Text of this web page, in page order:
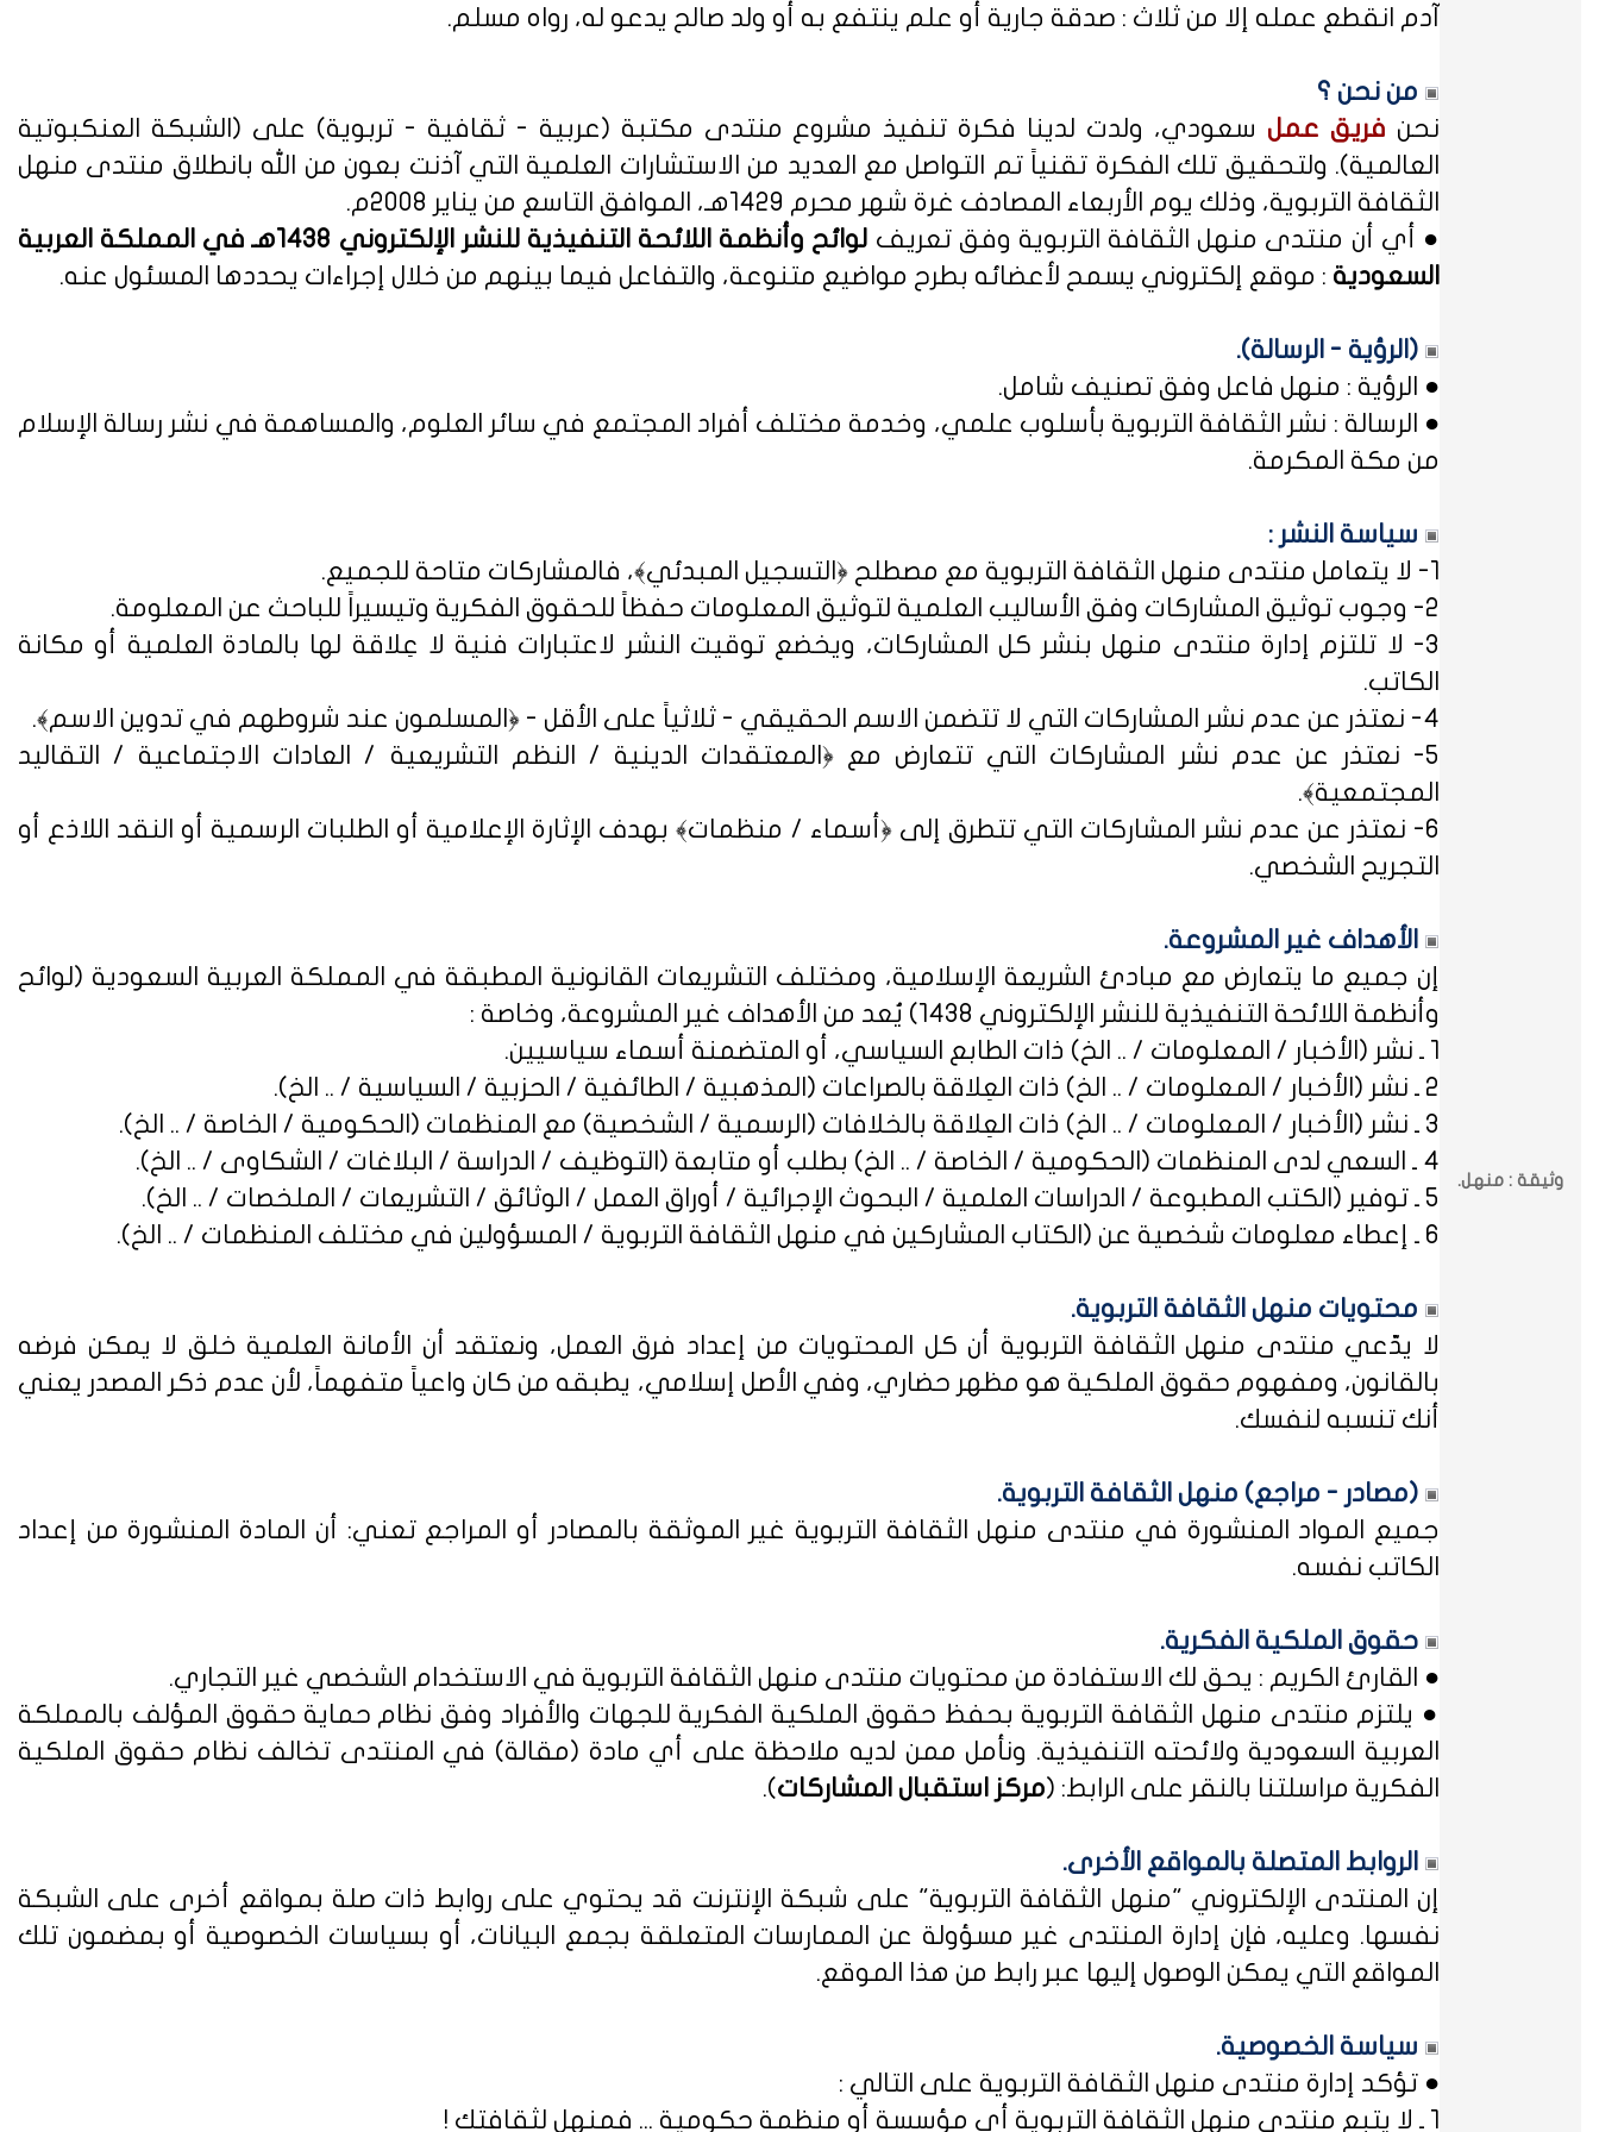
وثيقة : منهل.
آدم انقطع عمله إلا من ثلاث : صدقة جارية أو علم ينتفع به أو ولد صالح يدعو له، رواه مسلم.
من نحن ؟
نحن فريق عمل سعودي، ولدت لدينا فكرة تنفيذ مشروع منتدى مكتبة (عربية - ثقافية - تربوية) على (الشبكة العنكبوتية
العالمية). ولتحقيق تلك الفكرة تقنياً تم التواصل مع العديد من الاستشارات العلمية التي آذنت بعون من الله بانطلاق منتدى منهل
الثقافة التربوية، وذلك يوم الأربعاء المصادف غرة شهر محرم 1429هـ، الموافق التاسع من يناير 2008م.
● أي أن منتدى منهل الثقافة التربوية وفق تعريف
لوائح وأنظمة اللائحة التنفيذية للنشر الإلكتروني 1438هـ في المملكة العربية
السعودية : موقع إلكتروني يسمح لأعضائه بطرح مواضيع متنوعة، والتفاعل فيما بينهم من خلال إجراءات يحددها المسئول عنه.
(الرؤية - الرسالة).
● الرؤية : منهل فاعل وفق تصنيف شامل.
● الرسالة : نشر الثقافة التربوية بأسلوب علمي، وخدمة مختلف أفراد المجتمع في سائر العلوم، والمساهمة في نشر رسالة الإسلام
من مكة المكرمة.
سياسة النشر :
1- لا يتعامل منتدى منهل الثقافة التربوية مع مصطلح ﴿التسجيل المبدئي﴾، فالمشاركات متاحة للجميع.
2- وجوب توثيق المشاركات وفق الأساليب العلمية لتوثيق المعلومات حفظاً للحقوق الفكرية وتيسيراً للباحث عن المعلومة.
3- لا تلتزم إدارة منتدى منهل بنشر كل المشاركات، ويخضع توقيت النشر لاعتبارات فنية لا عِلاقة لها بالمادة العلمية أو مكانة
الكاتب.
4- نعتذر عن عدم نشر المشاركات التي لا تتضمن الاسم الحقيقي - ثلاثياً على الأقل - ﴿المسلمون عند شروطهم في تدوين الاسم﴾.
5- نعتذر عن عدم نشر المشاركات التي تتعارض مع ﴿المعتقدات الدينية / النظم التشريعية / العادات الاجتماعية / التقاليد
المجتمعية﴾.
6- نعتذر عن عدم نشر المشاركات التي تتطرق إلى ﴿أسماء / منظمات﴾ بهدف الإثارة الإعلامية أو الطلبات الرسمية أو النقد اللاذع أو
التجريح الشخصي.
الأهداف غير المشروعة.
إن جميع ما يتعارض مع مبادئ الشريعة الإسلامية، ومختلف التشريعات القانونية المطبقة في المملكة العربية السعودية (لوائح
وأنظمة اللائحة التنفيذية للنشر الإلكتروني 1438
) يُعد من الأهداف غير المشروعة، وخاصة :
1 ـ نشر (الأخبار / المعلومات / .. الخ) ذات الطابع السياسي، أو المتضمنة أسماء سياسيين.
2 ـ نشر (الأخبار / المعلومات / .. الخ) ذات العِلاقة بالصراعات (المذهبية / الطائفية / الحزبية / السياسية / .. الخ).
3 ـ نشر (الأخبار / المعلومات / .. الخ) ذات العِلاقة بالخلافات (الرسمية / الشخصية) مع المنظمات (الحكومية / الخاصة / .. الخ).
4 ـ السعي لدى المنظمات (الحكومية / الخاصة / .. الخ) بطلب أو متابعة (التوظيف / الدراسة / البلاغات / الشكاوى / .. الخ).
5 ـ توفير (الكتب المطبوعة / الدراسات العلمية / البحوث الإجرائية / أوراق العمل / الوثائق / التشريعات / الملخصات / .. الخ).
6 ـ إعطاء معلومات شخصية عن (الكتاب المشاركين في منهل الثقافة التربوية / المسؤولين في مختلف المنظمات / .. الخ).
محتويات منهل الثقافة التربوية.
لا يدّعي منتدى منهل الثقافة التربوية أن كل المحتويات من إعداد فرق العمل، ونعتقد أن الأمانة العلمية خلق لا يمكن فرضه
بالقانون، ومفهوم حقوق الملكية هو مظهر حضاري، وفي الأصل إسلامي، يطبقه من كان واعياً متفهماً، لأن عدم ذكر المصدر يعني
أنك تنسبه لنفسك.
(مصادر - مراجع) منهل الثقافة التربوية.
جميع المواد المنشورة في منتدى منهل الثقافة التربوية غير الموثقة بالمصادر أو المراجع تعني: أن المادة المنشورة من إعداد
الكاتب نفسه.
حقوق الملكية الفكرية.
● القارئ الكريم : يحق لك الاستفادة من محتويات منتدى منهل الثقافة التربوية في الاستخدام الشخصي غير التجاري.
● يلتزم منتدى منهل الثقافة التربوية بحفظ حقوق الملكية الفكرية للجهات والأفراد وفق نظام حماية حقوق المؤلف بالمملكة
العربية السعودية ولائحته التنفيذية. ونأمل ممن لديه ملاحظة على أي مادة (مقالة) في المنتدى تخالف نظام حقوق الملكية
الفكرية مراسلتنا بالنقر على الرابط: (مركز استقبال المشاركات).
الروابط المتصلة بالمواقع الأخرى.
إن المنتدى الإلكتروني "منهل الثقافة التربوية" على شبكة الإنترنت قد يحتوي على روابط ذات صلة بمواقع أخرى على الشبكة
نفسها. وعليه، فإن إدارة المنتدى غير مسؤولة عن الممارسات المتعلقة بجمع البيانات، أو بسياسات الخصوصية أو بمضمون تلك
المواقع التي يمكن الوصول إليها عبر رابط من هذا الموقع.
سياسة الخصوصية.
● تؤكد إدارة منتدى منهل الثقافة التربوية على التالي :
1 ـ لا يتبع منتدى منهل الثقافة التربوية أي مؤسسة أو منظمة حكومية ... فمنهل لثقافتك !